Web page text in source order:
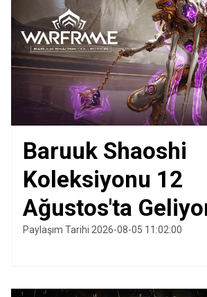
Baruuk Shaoshi
Koleksiyonu 12
Ağustos'ta
Paylaşım Tarihi 2026-08-05 11:02:00